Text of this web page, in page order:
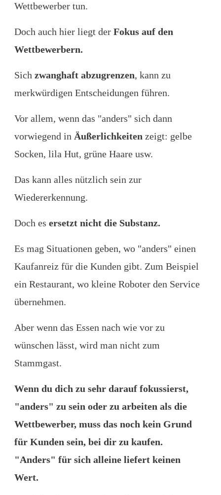
Wettbewerber tun.
Doch auch hier liegt der Fokus auf den
Wettbewerbern.
Sich zwanghaft abzugrenzen, kann zu
merkwürdigen Entscheidungen führen.
Vor allem, wenn das "anders" sich dann
vorwiegend in Äußerlichkeiten zeigt: gelbe
Socken, lila Hut, grüne Haare usw.
Das kann alles nützlich sein zur
Wiedererkennung.
Doch es ersetzt nicht die Substanz.
Es mag Situationen geben, wo "anders" einen
Kaufanreiz für die Kunden gibt. Zum Beispiel
ein Restaurant, wo kleine Roboter den Service
übernehmen.
Aber wenn das Essen nach wie vor zu
wünschen lässt, wird man nicht zum
Stammgast.
Wenn du dich zu sehr darauf fokussierst,
"anders" zu sein oder zu arbeiten als die
Wettbewerber, muss das noch kein Grund
für Kunden sein, bei dir zu kaufen.
"Anders" für sich alleine liefert keinen
Wert.